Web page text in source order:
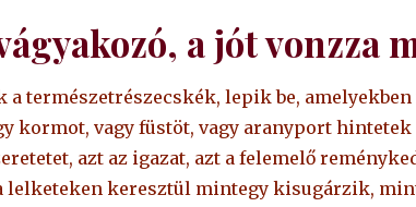
a jót vonzza
természetrészecskék, lepik be,
kormot, vagy füstöt, vagy aranyport hintetek
azt az igazat, azt a felemelő
lelketeken keresztül mintegy kisugárzik,